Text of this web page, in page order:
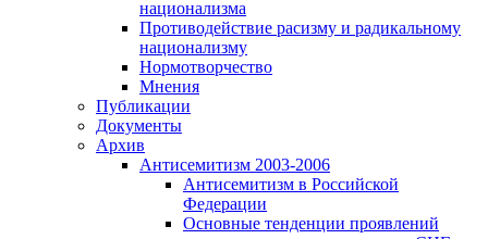
национализма
Противодействие расизму и радикальному
национализму
Нормотворчество
Мнения
Публикации
Документы
Архив
Антисемитизм 2003-2006
Антисемитизм в Российской
Федерации
Основные тенденции проявлений